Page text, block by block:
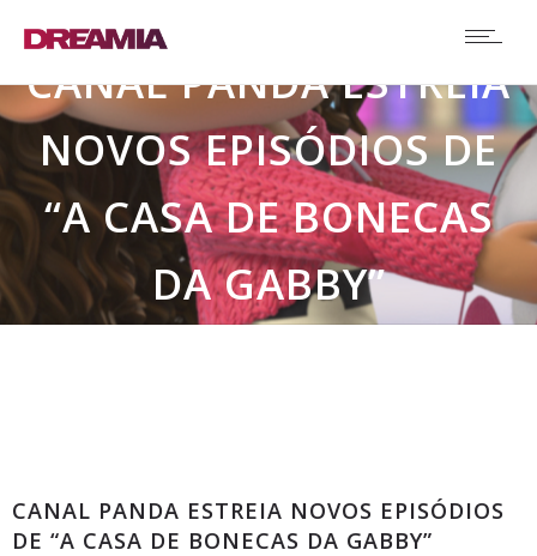
CANAL PANDA ESTREIA
NOVOS EPISÓDIOS DE
“A CASA DE BONECAS
DA GABBY”
CANAL PANDA ESTREIA NOVOS EPISÓDIOS
DE “A CASA DE BONECAS DA GABBY”